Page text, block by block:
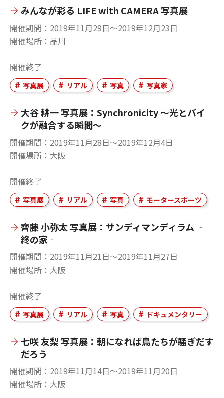
みんなが彩る LIFE with CAMERA 写真展
開催期間
2019年11月29日〜2019年12月23日
開催場所
品川
開催終了
写真展 リアル 写真 写真家
大谷 耕一 写真展：Synchronicity ～光とバイ
クが融合する瞬間～
開催期間
2019年11月28日〜2019年12月4日
開催場所
大阪
開催終了
写真展 リアル 写真 モータースポーツ
齊藤 小弥太 写真展：サンディマンディラム ‐
終の家‐
開催期間
2019年11月21日〜2019年11月27日
開催場所
大阪
開催終了
写真展 リアル 写真 ドキュメンタリー
七咲 友梨 写真展：朝になれば鳥たちが騒ぎだす
だろう
開催期間
2019年11月14日〜2019年11月20日
開催場所
大阪